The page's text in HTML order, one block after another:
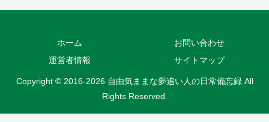
ホーム
お問い合わせ
運営者情報
サイトマップ
Copyright © 2016-2026 自由気ままな夢追い人の日常備忘録 All
Rights Reserved.